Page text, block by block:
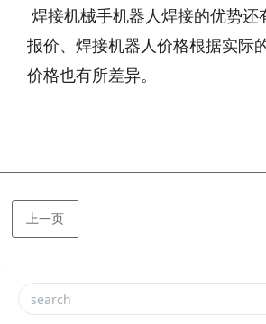
焊接机械手机器人焊接的优势还
报价、焊接机器人价格根据实际
价格也有所差异。
上一页